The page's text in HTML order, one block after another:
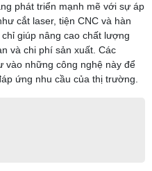
phát triển mạnh mẽ với sự áp
cắt laser, tiện CNC và hàn
giúp nâng cao chất lượng
và chi phí sản xuất. Các
vào những công nghệ này để
ứng nhu cầu của thị trường.